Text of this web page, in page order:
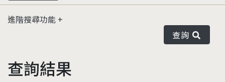
進階搜尋功能
查詢
查詢結果